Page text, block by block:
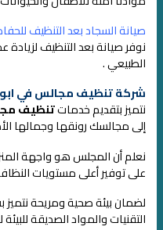
صيانة السجاد بعد التنظيف
نوفر صيانة بعد التنظيف
الطبيعي .
شركة تنظيف مجالس في
نتميز بتقديم خدماتتنظيف
إلى مجالسك رونقها وجمالها
نعلم أن المجلس هو واجهة
على توفير أعلى مستويات
لضمان بيئة صحية ومريحة
التقنيات والمواد الصديقة للبيئة